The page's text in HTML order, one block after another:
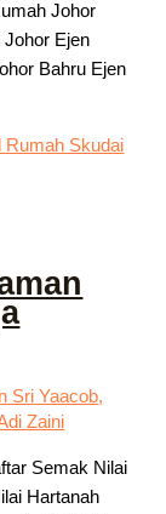
Johor
Johor Ejen
Bahru Ejen
Rumah Skudai
Sri Yaacob,
Zaini
Semak Nilai
Hartanah